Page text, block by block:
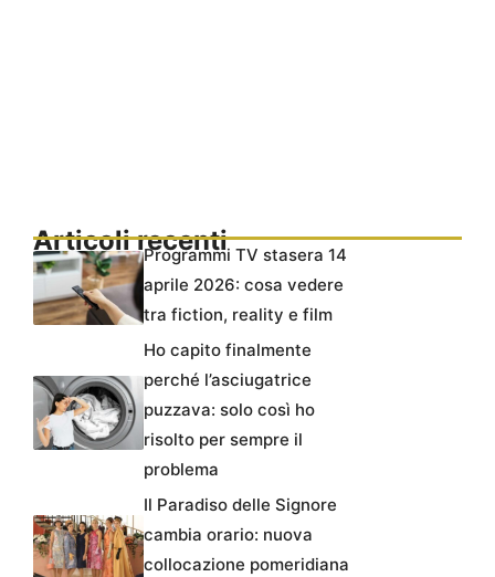
Articoli recentiProgrammi TV stasera 14
aprile 2026: cosa vedere
tra fiction, reality e film
Ho capito finalmente
perché l’asciugatrice
puzzava: solo così ho
risolto per sempre il
problema
Il Paradiso delle Signore
cambia orario: nuova
collocazione pomeridiana